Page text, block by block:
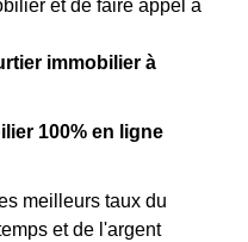
et de faire appel à
immobilier à
100% en ligne
meilleurs taux du
et de l'argent